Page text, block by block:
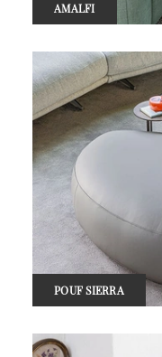
AMALFI
POUF SIERRA